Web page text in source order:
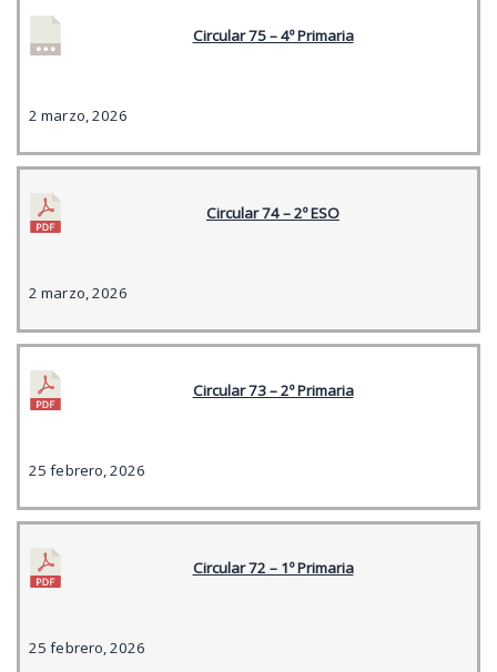
Circular 75 – 4º Primaria
2 marzo, 2026
Circular 74 – 2º ESO
2 marzo, 2026
Circular 73 – 2º Primaria
25 febrero, 2026
Circular 72 – 1º Primaria
25 febrero, 2026